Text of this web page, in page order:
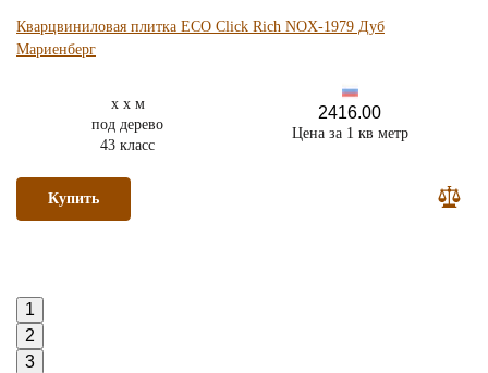
Кварцвиниловая плитка ECO Click Rich NOX-1979 Дуб
Мариенберг
x x м
под дерево
43 класс
2416.00
Цена за 1 кв метр
Купить
1
2
3